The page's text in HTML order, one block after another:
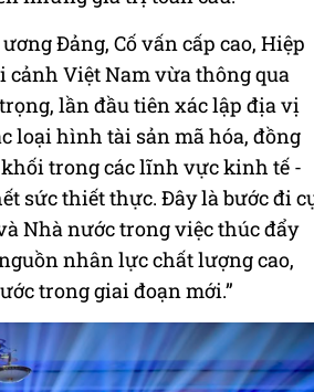
Đảng, Cố vấn cấp cao, Hiệp
cảnh Việt Nam vừa thông qua
lần đầu tiên xác lập địa vị
loại hình tài sản mã hóa, đồng
trong các lĩnh vực kinh tế -
sức thiết thực. Đây là bước đi
Nhà nước trong việc thúc đẩy
nhân lực chất lượng cao,
trong giai đoạn mới.”